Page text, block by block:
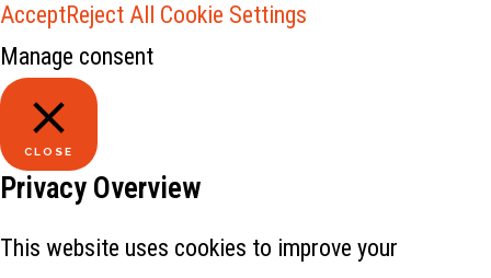
AcceptReject All Cookie Settings
Manage consent
CLOSE
Privacy Overview
This website uses cookies to improve your